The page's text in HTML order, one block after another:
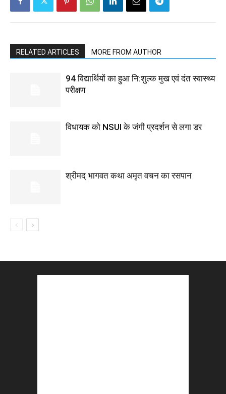
RELATED ARTICLES MORE FROM AUTHOR
94 विद्यार्थियों का हुआ नि:शुल्क मुख एवं दंत स्वास्थ्य
परीक्षण
विधायक को NSUI के जंगी प्रदर्शन से लगा डर
श्रीमद् भागवत कथा अमृत वचन का रसपान